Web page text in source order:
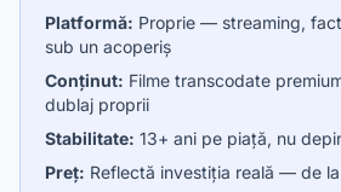
Platformă: Proprie — streaming,
sub un acoperiș
Conținut: Filme transcodate
dublaj proprii
Stabilitate: 13+ ani pe piață, nu
Preț: Reflectă investiția reală — de